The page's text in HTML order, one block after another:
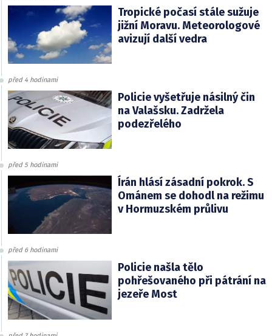
Tropické počasí stále sužuje
jižní Moravu. Meteorologové
avizují další vedra
před 4 hodinami
Policie vyšetřuje násilný čin
na Valašsku. Zadržela
podezřelého
před 5 hodinami
Írán hlásí zásadní pokrok. S
Ománem se dohodl na režimu
v Hormuzském průlivu
před 6 hodinami
Policie našla tělo
pohřešovaného při pátrání na
jezeře Most